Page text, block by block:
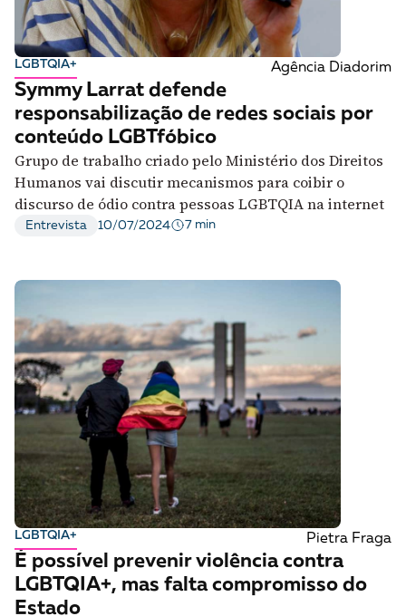
LGBTQIA+ Agência Diadorim
Symmy Larrat defende
responsabilização de redes sociais por
conteúdo LGBTfóbico
Grupo de trabalho criado pelo Ministério dos Direitos
Humanos vai discutir mecanismos para coibir o
discurso de ódio contra pessoas LGBTQIA na internet
Entrevista 10/07/2024 7 min
LGBTQIA+ Pietra Fraga
É possível prevenir violência contra
LGBTQIA+, mas falta compromisso do
Estado